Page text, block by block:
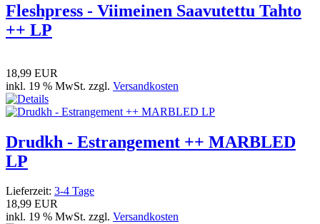
Fleshpress - Viimeinen Saavutettu Tahto
++ LP
18,99 EUR
inkl. 19 % MwSt. zzgl. Versandkosten
Drudkh - Estrangement ++ MARBLED
LP
Lieferzeit: 3-4 Tage
18,99 EUR
inkl. 19 % MwSt. zzgl. Versandkosten